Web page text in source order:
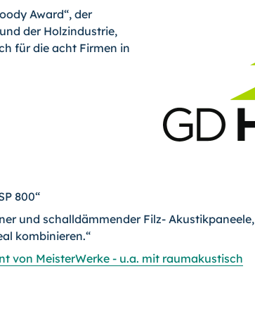
Award“, der
der Holzindustrie,
für die acht Firmen in
800“
und schalldämmender Filz- Akustikpaneele,
kombinieren.“
von MeisterWerke - u.a. mit raumakustisch